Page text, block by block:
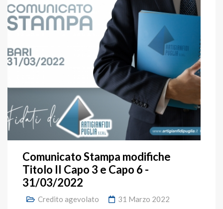
Comunicato Stampa modifiche
Titolo II Capo 3 e Capo 6 -
31/03/2022
Credito agevolato 31 Marzo 2022